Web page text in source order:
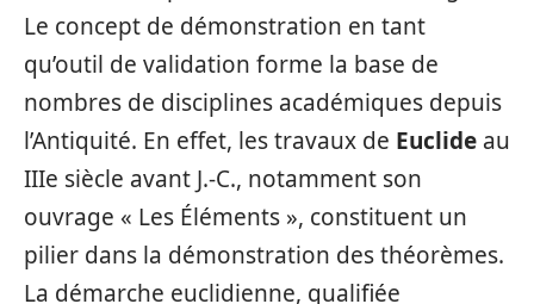
Le concept de démonstration en tant
qu’outil de validation forme la base de
nombres de disciplines académiques depuis
l’Antiquité. En effet, les travaux de Euclide au
IIIe siècle avant J.-C., notamment son
ouvrage « Les Éléments », constituent un
pilier dans la démonstration des théorèmes.
La démarche euclidienne, qualifiée